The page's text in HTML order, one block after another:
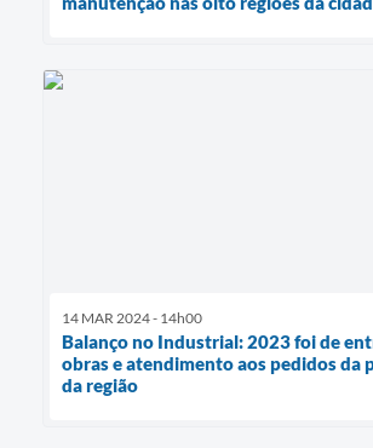
14 MAR 2024 - 14h00
Balanço no Industrial: 2023 foi de
obras e atendimento aos pedidos da
da região